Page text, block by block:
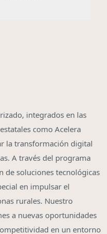
integrados en las
como Acelera
la transformación digital
A través del programa
de soluciones tecnológicas
en impulsar el
rurales. Nuestro
a nuevas oportunidades
en un entorno